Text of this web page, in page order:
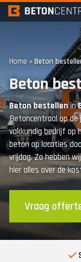
Home » Beton
Beton
Betonbestellenin
Betoncentraal op de
vakkundig bedrijf op
beton op locaties
vrijdag. Zo hebben
hier alles over de
Vraag